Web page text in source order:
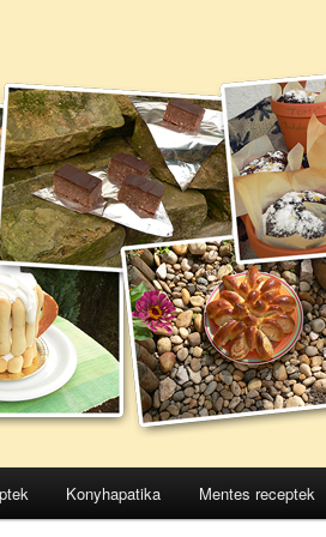
Konyhapatika Mentes receptek